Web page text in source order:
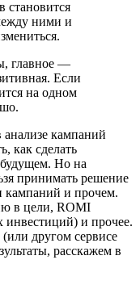
становится
ними и
главное —
Если
на одном
кампаний
как сделать
Но на
принимать решение
кампаний и прочем.
в цели, ROMI
инвестиций) и прочее.
другом сервисе
расскажем в